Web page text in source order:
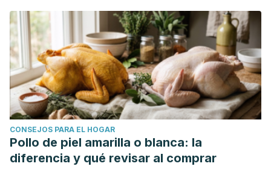
CONSEJOS PARA EL HOGAR
Pollo de piel amarilla o blanca: la
diferencia y qué revisar al comprar